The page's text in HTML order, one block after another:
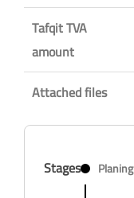
Tafqit TVA
amount
Attached files
Stages Planing